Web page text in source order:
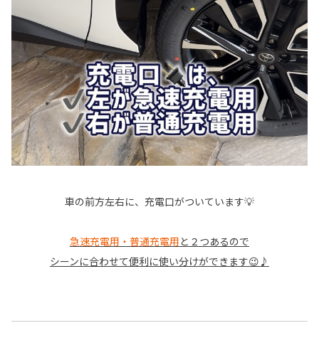
車の前方左右に、充電口がついています💡
急速充電用・普通充電用と２つあるので
シーンに合わせて便利に使い分けができます😉♪